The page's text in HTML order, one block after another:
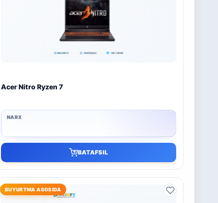
Acer Nitro Ryzen 7
BATAFSIL
BUYURTMA ASOSIDA